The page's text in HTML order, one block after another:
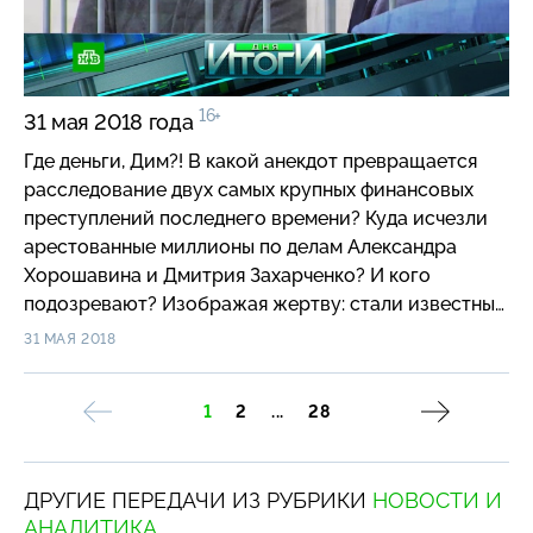
хватает только на еду и коммуналку? «И целого
сала мало» — специальный репортаж программы
«Итоги дня». «Два водка, спасибо!»: как
бельгийская песня к чемпионату мира по футболу
стала хитом Интернета? Медведи и балалайки
снова покоряют мир? А что еще автор песни
запомнил из своих поездок по России?
31 мая 2018 года 16+
Где деньги, Дим?! В какой анекдот превращается
расследование двух самых крупных финансовых
преступлений последнего времени? Куда исчезли
арестованные миллионы по делам Александра
Хорошавина и Дмитрия Захарченко? И кого
подозревают? Изображая жертву: стали известны
подробности, как именно Аркадий Бабченко
грозит Киеву, если подтвердится, что
что смерчи и торнадо стали для Центральной
31 МАЯ 2018
1 2 ... 28
ДРУГИЕ ПЕРЕДАЧИ ИЗ РУБРИКИ НОВОСТИ И
АНАЛИТИКА